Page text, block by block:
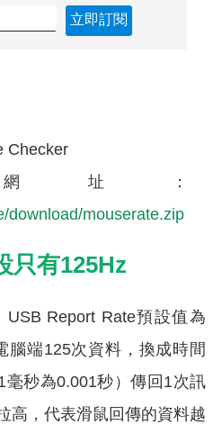
立即訂閱
Checker
址：
download/mouserate.zip
只有125Hz
Report Rate預設值為
腦端125次資料，換成時間
秒為0.001秒）傳回1次訊
高，代表滑鼠回傳的資料越